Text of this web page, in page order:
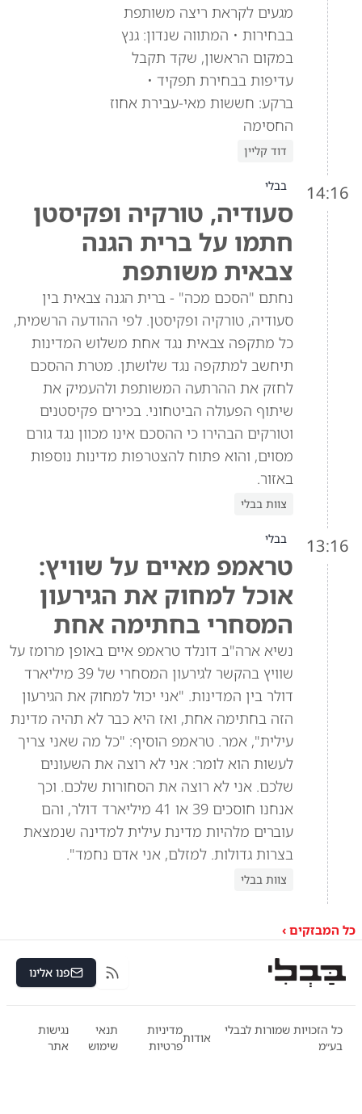
מגעים לקראת ריצה משותפת
בבחירות • המתווה שנדון: גנץ
במקום הראשון, שקד תקבל
עדיפות בבחירת תפקיד •
ברקע: חששות מאי-עבירת אחוז
החסימה
דוד קליין
14:16 בבלי
סעודיה, טורקיה ופקיסטן
חתמו על ברית הגנה
צבאית משותפת
נחתם "הסכם מכה" - ברית הגנה צבאית בין
סעודיה, טורקיה ופקיסטן. לפי ההודעה הרשמית,
כל מתקפה צבאית נגד אחת משלוש המדינות
תיחשב למתקפה נגד שלושתן. מטרת ההסכם
לחזק את ההרתעה המשותפת ולהעמיק את
שיתוף הפעולה הביטחוני. בכירים פקיסטנים
וטורקים הבהירו כי ההסכם אינו מכוון נגד גורם
מסוים, והוא פתוח להצטרפות מדינות נוספות
באזור.
צוות בבלי
13:16 בבלי
טראמפ מאיים על שוויץ:
אוכל למחוק את הגירעון
המסחרי בחתימה אחת
נשיא ארה"ב דונלד טראמפ איים באופן מרומז על
שוויץ בהקשר לגירעון המסחרי של 39 מיליארד
דולר בין המדינות. "אני יכול למחוק את הגירעון
הזה בחתימה אחת, ואז היא כבר לא תהיה מדינת
עילית", אמר. טראמפ הוסיף: "כל מה שאני צריך
לעשות הוא לומר: אני לא רוצה את השעונים
שלכם. אני לא רוצה את הסחורות שלכם. וכך
אנחנו חוסכים 39 או 41 מיליארד דולר, והם
עוברים מלהיות מדינת עילית למדינה שנמצאת
בצרות גדולות. למזלם, אני אדם נחמד".
צוות בבלי
כל המבזקים ›
RSS פנו אלינו
כל הזכויות שמורות לבבלי
בע״מ
אודות
מדיניות
פרטיות
תנאי
שימוש
נגישות
אתר